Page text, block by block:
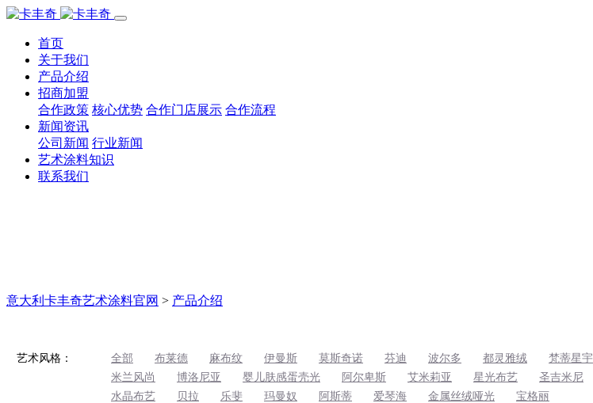
首页
关于我们
产品介绍
招商加盟
合作政策 核心优势 合作门店展示 合作流程
新闻资讯
公司新闻 行业新闻
艺术涂料知识
联系我们
意大利卡丰奇艺术涂料官网 > 产品介绍
艺术风格： 全部 布莱德 麻布纹 伊曼斯 莫斯奇诺 芬迪 波尔多 都灵雅绒 梵蒂星宇
米兰风尚
博洛尼亚 婴儿肤感蛋壳光 阿尔卑斯 艾米莉亚 星光布艺 圣吉米尼
水晶布艺
贝拉 乐斐 玛曼奴 阿斯蒂 爱琴海 金属丝绒哑光 宝格丽